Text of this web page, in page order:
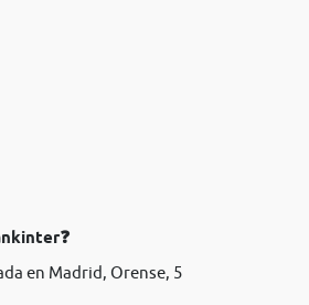
en Madrid, Orense, 5